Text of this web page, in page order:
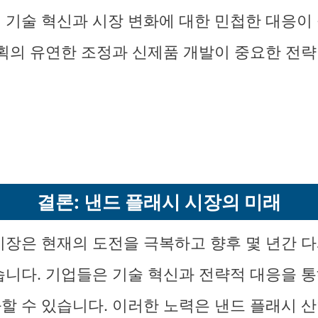
기술 혁신과 시장 변화에 대한 민첩한 대응이
의 유연한 조정과 신제품 개발이 중요한 전
결론: 낸드 플래시 시장의 미래
장은 현재의 도전을 극복하고 향후 몇 년간
니다. 기업들은 기술 혁신과 전략적 대응을
수 있습니다. 이러한 노력은 낸드 플래시